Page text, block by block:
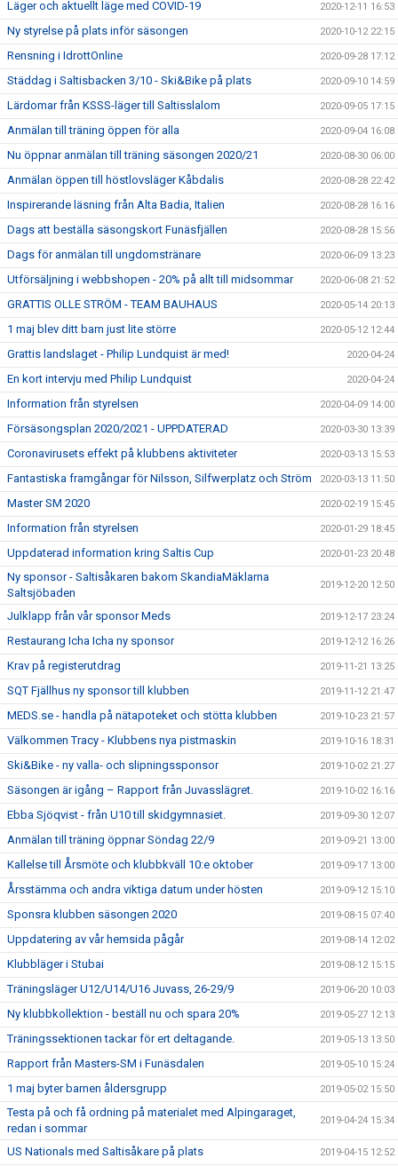
Läger och aktuellt läge med COVID-19 2020-12-11 16:53
Ny styrelse på plats inför säsongen 2020-10-12 22:15
Rensning i IdrottOnline 2020-09-28 17:12
Städdag i Saltisbacken 3/10 - Ski&Bike på plats 2020-09-10 14:59
Lärdomar från KSSS-läger till Saltisslalom 2020-09-05 17:15
Anmälan till träning öppen för alla 2020-09-04 16:08
Nu öppnar anmälan till träning säsongen 2020/21 2020-08-30 06:00
Anmälan öppen till höstlovsläger Kåbdalis 2020-08-28 22:42
Inspirerande läsning från Alta Badia, Italien 2020-08-28 16:16
Dags att beställa säsongskort Funäsfjällen 2020-08-28 15:56
Dags för anmälan till ungdomstränare 2020-06-09 13:23
Utförsäljning i webbshopen - 20% på allt till midsommar 2020-06-08 21:52
GRATTIS OLLE STRÖM - TEAM BAUHAUS 2020-05-14 20:13
1 maj blev ditt barn just lite större 2020-05-12 12:44
Grattis landslaget - Philip Lundquist är med! 2020-04-24
En kort intervju med Philip Lundquist 2020-04-24
Information från styrelsen 2020-04-09 14:00
Försäsongsplan 2020/2021 - UPPDATERAD 2020-03-30 13:39
Coronavirusets effekt på klubbens aktiviteter 2020-03-13 15:53
Fantastiska framgångar för Nilsson, Silfwerplatz och Ström 2020-03-13 11:50
Master SM 2020 2020-02-19 15:45
Information från styrelsen 2020-01-29 18:45
Uppdaterad information kring Saltis Cup 2020-01-23 20:48
Ny sponsor - Saltisåkaren bakom SkandiaMäklarna
Saltsjöbaden
2019-12-20 12:50
Julklapp från vår sponsor Meds 2019-12-17 23:24
Restaurang Icha Icha ny sponsor 2019-12-12 16:26
Krav på registerutdrag 2019-11-21 13:25
SQT Fjällhus ny sponsor till klubben 2019-11-12 21:47
MEDS.se - handla på nätapoteket och stötta klubben 2019-10-23 21:57
Välkommen Tracy - Klubbens nya pistmaskin 2019-10-16 18:31
Ski&Bike - ny valla- och slipningssponsor 2019-10-02 21:27
Säsongen är igång – Rapport från Juvasslägret. 2019-10-02 16:16
Ebba Sjöqvist - från U10 till skidgymnasiet. 2019-09-30 12:07
Anmälan till träning öppnar Söndag 22/9 2019-09-21 13:00
Kallelse till Årsmöte och klubbkväll 10:e oktober 2019-09-17 13:00
Årsstämma och andra viktiga datum under hösten 2019-09-12 15:10
Sponsra klubben säsongen 2020 2019-08-15 07:40
Uppdatering av vår hemsida pågår 2019-08-14 12:02
Klubbläger i Stubai 2019-08-12 15:15
Träningsläger U12/U14/U16 Juvass, 26-29/9 2019-06-20 10:03
Ny klubbkollektion - beställ nu och spara 20% 2019-05-27 12:13
Träningssektionen tackar för ert deltagande. 2019-05-13 13:50
Rapport från Masters-SM i Funäsdalen 2019-05-10 15:24
1 maj byter barnen åldersgrupp 2019-05-02 15:50
Testa på och få ordning på materialet med Alpingaraget,
redan i sommar
2019-04-24 15:34
US Nationals med Saltisåkare på plats 2019-04-15 12:52